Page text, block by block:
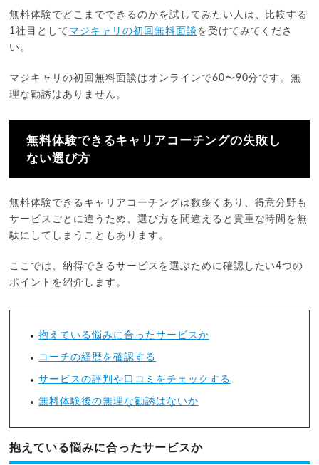
無料体験でどこまでできるのかを試してみたい人は、比較する
1社目として マジキャリの初回無料面談 を受けてみてくださ
い。
マジキャリの初回無料面談はオンラインで60〜90分です。無
理な勧誘はありません。
無料体験できるキャリアコーチングの失敗し
ない選び方
無料体験できるキャリアコーチングは数多くあり、得意分野も
サービスごとに違うため、選び方を間違えると貴重な時間を無
駄にしてしまうこともあります。
ここでは、納得できるサービスを選ぶために確認したい4つの
ポイントを紹介します。
抱えている悩みに合ったサービスか
コーチの経歴を確認する
サービスの評判や口コミをチェックする
無料体験後の無理な勧誘はないか
抱えている悩みに合ったサービスか